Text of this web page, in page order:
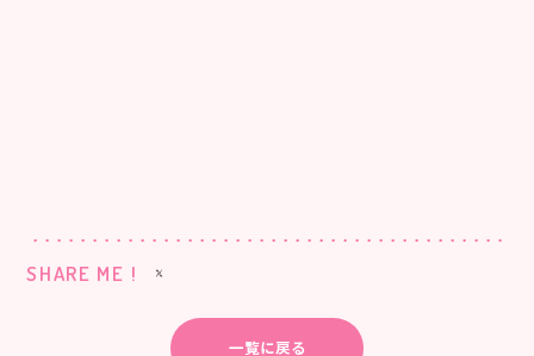
SHARE ME !
一覧に戻る